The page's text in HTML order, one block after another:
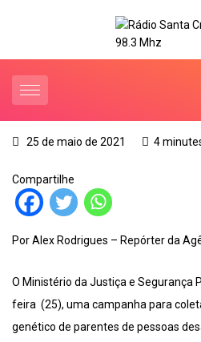
25 de maio de 2021 4
Compartilhe
Por Alex Rodrigues – Repórter da
O Ministério da Justiça e Segurança
feira (25), uma campanha para
genético de parentes de pessoas